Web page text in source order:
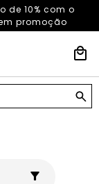
de 10% com o
promoção